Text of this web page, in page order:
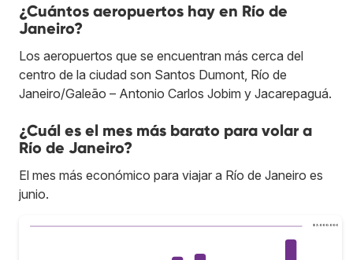
¿Cuántos aeropuertos hay en Río de
Janeiro?
Los aeropuertos que se encuentran más cerca del
centro de la ciudad son Santos Dumont, Río de
Janeiro/Galeão – Antonio Carlos Jobim y Jacarepaguá.
¿Cuál es el mes más barato para volar a
Río de Janeiro?
El mes más económico para viajar a Río de Janeiro es
junio.
$ 3.000.000